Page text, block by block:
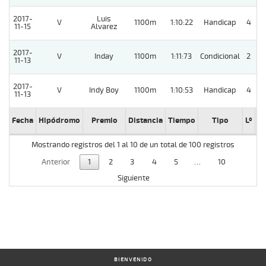
2017-
11-15
V
Luis
Alvarez
1100m 1:10:22 Handicap 4
2017-
11-13
V Inday 1100m 1:11:73 Condicional 2
2017-
11-13
V Indy Boy 1100m 1:10:53 Handicap 4
Fecha Hipódromo Premio Distancia Tiempo Tipo Lº
Mostrando registros del 1 al 10 de un total de 100 registros
Anterior
1 2 3 4 5 …
10
Siguiente
BIENVENIDO